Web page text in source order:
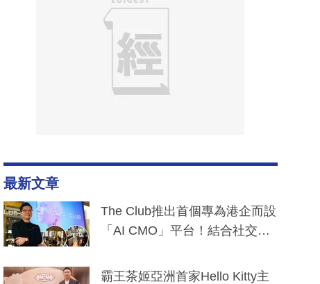
最新文章
The Club推出首個專為港企而設
「AI CMO」平台！結合社交聆
分鐘生成「貼地」宣傳短片
霸王茶姬亞洲首家Hello Kitty主